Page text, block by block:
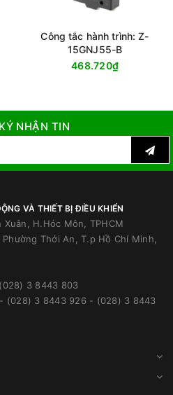
Công tắc hành trình: Z-
15GNJ55-B
468.720₫
NHẬN TIN
VÀ THIẾT BỊ ĐIỀU KHIỂN
H.Hóc Môn, TPHCM
Thới An, T.p Hồ Chí Minh,
(028) 3 8443 803
- (028) 3 8443 926 - (028) 3 8443